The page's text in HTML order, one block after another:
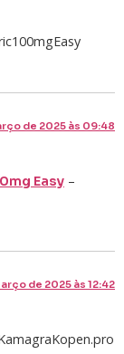
de 2025 às 09:48
Easy –
de 2025 às 12:42